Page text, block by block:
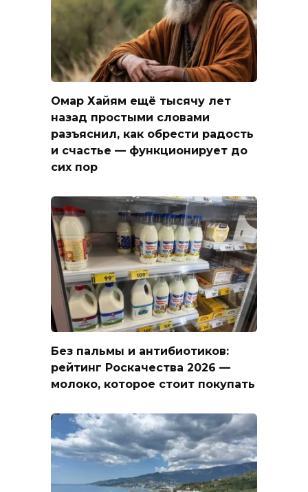
Омар Хайям ещё тысячу лет
назад простыми словами
разъяснил, как обрести радость
и счастье — функционирует до
сих пор
Без пальмы и антибиотиков:
рейтинг Роскачества 2026 —
молоко, которое стоит покупать